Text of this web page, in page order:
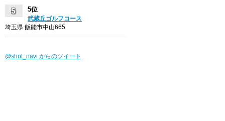
5位
武蔵丘ゴルフコース
埼玉県 飯能市中山665
@shot_navi からのツイート